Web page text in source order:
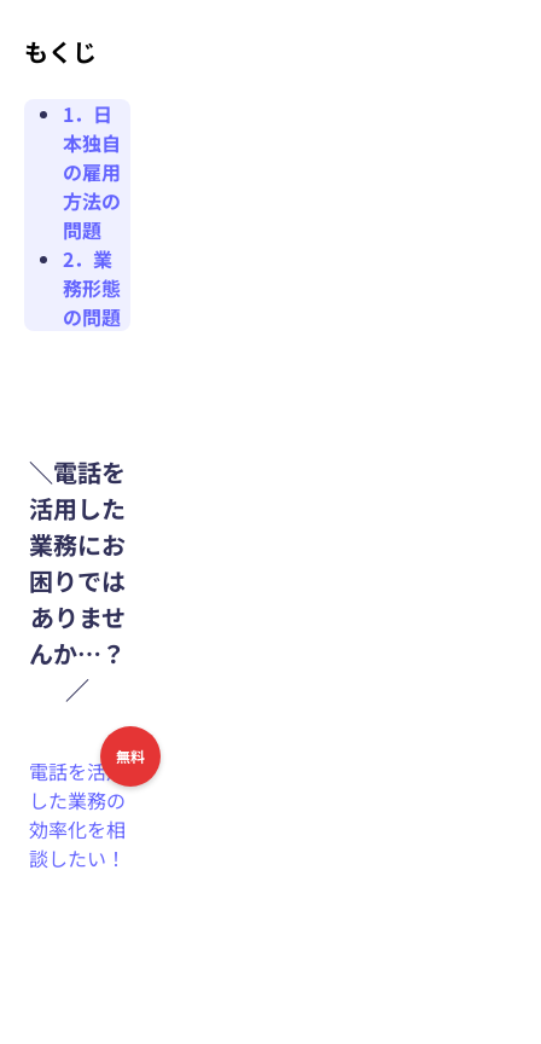
もくじ
1．日
本独自
の雇用
方法の
問題
2．業
務形態
の問題
＼電話を
活用した
業務にお
困りでは
ありませ
んか…？
／
無料
電話を活用
した業務の
効率化を相
談したい！